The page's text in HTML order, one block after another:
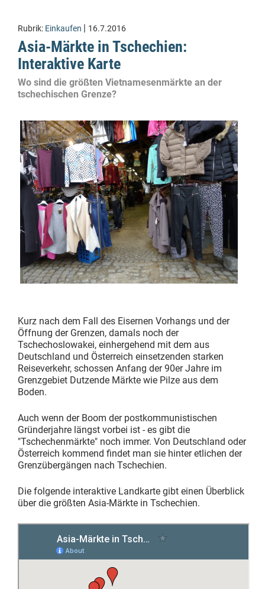
Rubrik: Einkaufen | 16.7.2016
Asia-Märkte in Tschechien:
Interaktive Karte
Wo sind die größten Vietnamesenmärkte an der
tschechischen Grenze?
Kurz nach dem Fall des Eisernen Vorhangs und der
Öffnung der Grenzen, damals noch der
Tschechoslowakei, einhergehend mit dem aus
Deutschland und Österreich einsetzenden starken
Reiseverkehr, schossen Anfang der 90er Jahre im
Grenzgebiet Dutzende Märkte wie Pilze aus dem
Boden.
Auch wenn der Boom der postkommunistischen
Gründerjahre längst vorbei ist - es gibt die
"Tschechenmärkte" noch immer. Von Deutschland oder
Österreich kommend findet man sie hinter etlichen der
Grenzübergängen nach Tschechien.
Die folgende interaktive Landkarte gibt einen Überblick
über die größten Asia-Märkte in Tschechien.